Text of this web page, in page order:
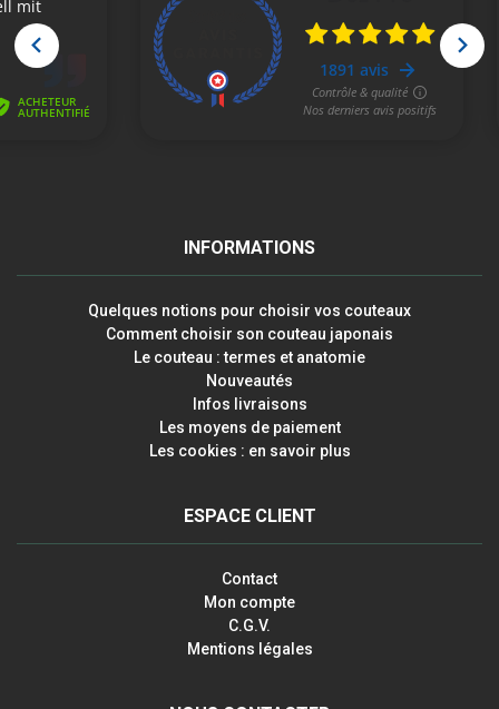
INFORMATIONS
Quelques notions pour choisir vos couteaux
Comment choisir son couteau japonais
Le couteau : termes et anatomie
Nouveautés
Infos livraisons
Les moyens de paiement
Les cookies : en savoir plus
ESPACE CLIENT
Contact
Mon compte
C.G.V.
Mentions légales